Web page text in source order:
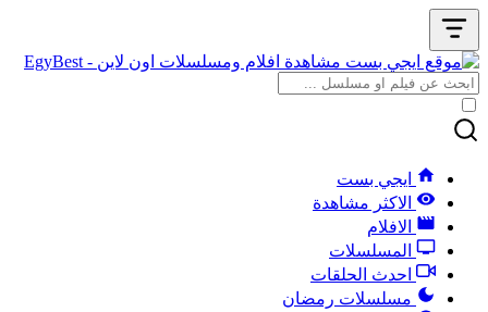
ايجي بست
الاكثر مشاهدة
الافلام
المسلسلات
احدث الحلقات
مسلسلات رمضان